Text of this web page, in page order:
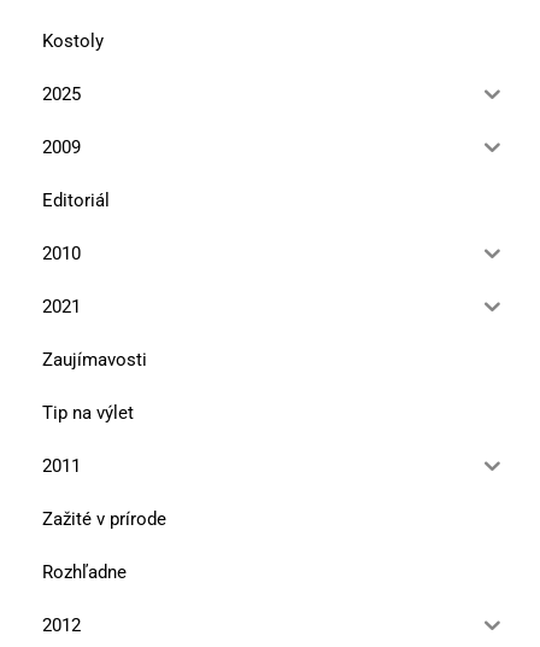
Kostoly
2025
2009
Editoriál
2010
2021
Zaujímavosti
Tip na výlet
2011
Zažité v prírode
Rozhľadne
2012